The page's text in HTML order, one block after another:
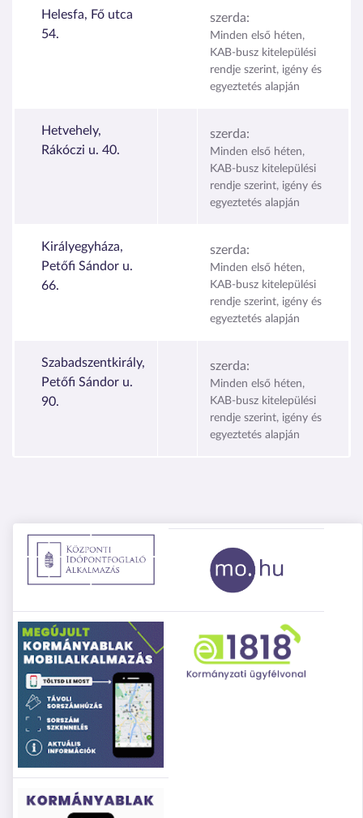
Helesfa, Fő utca
54.
szerda:
Minden első héten,
KAB-busz kitelepülési
rendje szerint, igény és
egyeztetés alapján
Hetvehely,
Rákóczi u. 40.
szerda:
Minden első héten,
KAB-busz kitelepülési
rendje szerint, igény és
egyeztetés alapján
Királyegyháza,
Petőfi Sándor u.
66.
szerda:
Minden első héten,
KAB-busz kitelepülési
rendje szerint, igény és
egyeztetés alapján
Szabadszentkirály,
Petőfi Sándor u.
90.
szerda:
Minden első héten,
KAB-busz kitelepülési
rendje szerint, igény és
egyeztetés alapján